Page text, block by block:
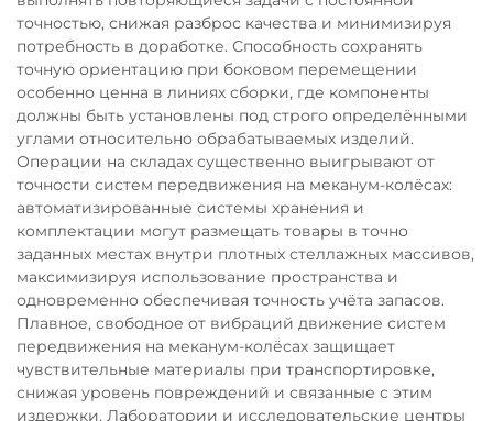
точностью, снижая разброс качества и минимизируя
потребность в доработке. Способность сохранять
точную ориентацию при боковом перемещении
особенно ценна в линиях сборки, где компоненты
должны быть установлены под строго определёнными
углами относительно обрабатываемых изделий.
Операции на складах существенно выигрывают от
точности систем передвижения на меканум-колёсах:
автоматизированные системы хранения и
комплектации могут размещать товары в точно
заданных местах внутри плотных стеллажных массивов,
максимизируя использование пространства и
одновременно обеспечивая точность учёта запасов.
Плавное, свободное от вибраций движение систем
передвижения на меканум-колёсах защищает
чувствительные материалы при транспортировке,
снижая уровень повреждений и связанные с этим
издержки. Лаборатории и исследовательские центры